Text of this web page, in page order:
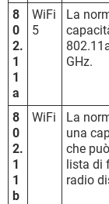
8
0
2.
1
1
a
WiFi
5
La
GHz.
8
0
2.
1
1
b
WiFi
La
una
che
lista di
radio